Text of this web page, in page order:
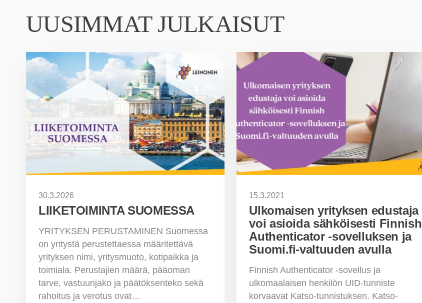
UUSIMMAT JULKAISUT
30.3.2026
LIIKETOIMINTA SUOMESSA
YRITYKSEN PERUSTAMINEN Suomessa
on yritystä perustettaessa määritettävä
yrityksen nimi, yritysmuoto, kotipaikka ja
toimiala. Perustajien määrä, pääoman
tarve, vastuunjako ja päätöksenteko sekä
rahoitus ja verotus ovat…
15.3.2021
Ulkomaisen yrityksen edustaja
voi asioida sähköisesti Finnish
Authenticator -sovelluksen ja
Suomi.fi-valtuuden avulla
Finnish Authenticator -sovellus ja
ulkomaalaisen henkilön UID-tunniste
korvaavat Katso-tunnistuksen. Katso-